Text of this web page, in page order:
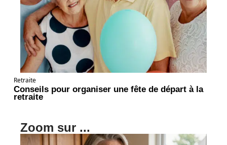
Retraite
Conseils pour organiser une fête de départ à la
retraite
Zoom sur ...